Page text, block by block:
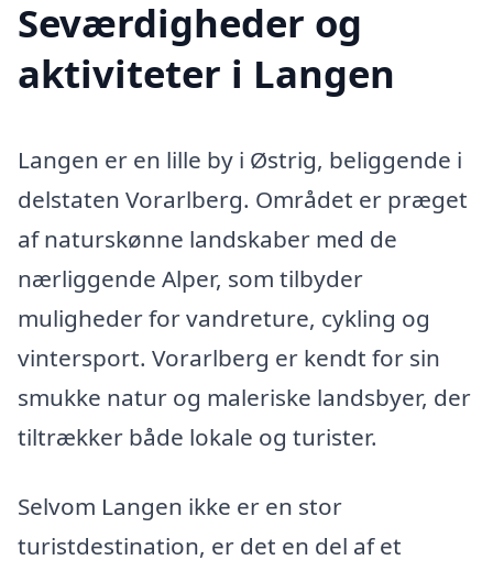
Seværdigheder og
aktiviteter i Langen
Langen er en lille by i Østrig, beliggende i
delstaten Vorarlberg. Området er præget
af naturskønne landskaber med de
nærliggende Alper, som tilbyder
muligheder for vandreture, cykling og
vintersport. Vorarlberg er kendt for sin
smukke natur og maleriske landsbyer, der
tiltrækker både lokale og turister.
Selvom Langen ikke er en stor
turistdestination, er det en del af et